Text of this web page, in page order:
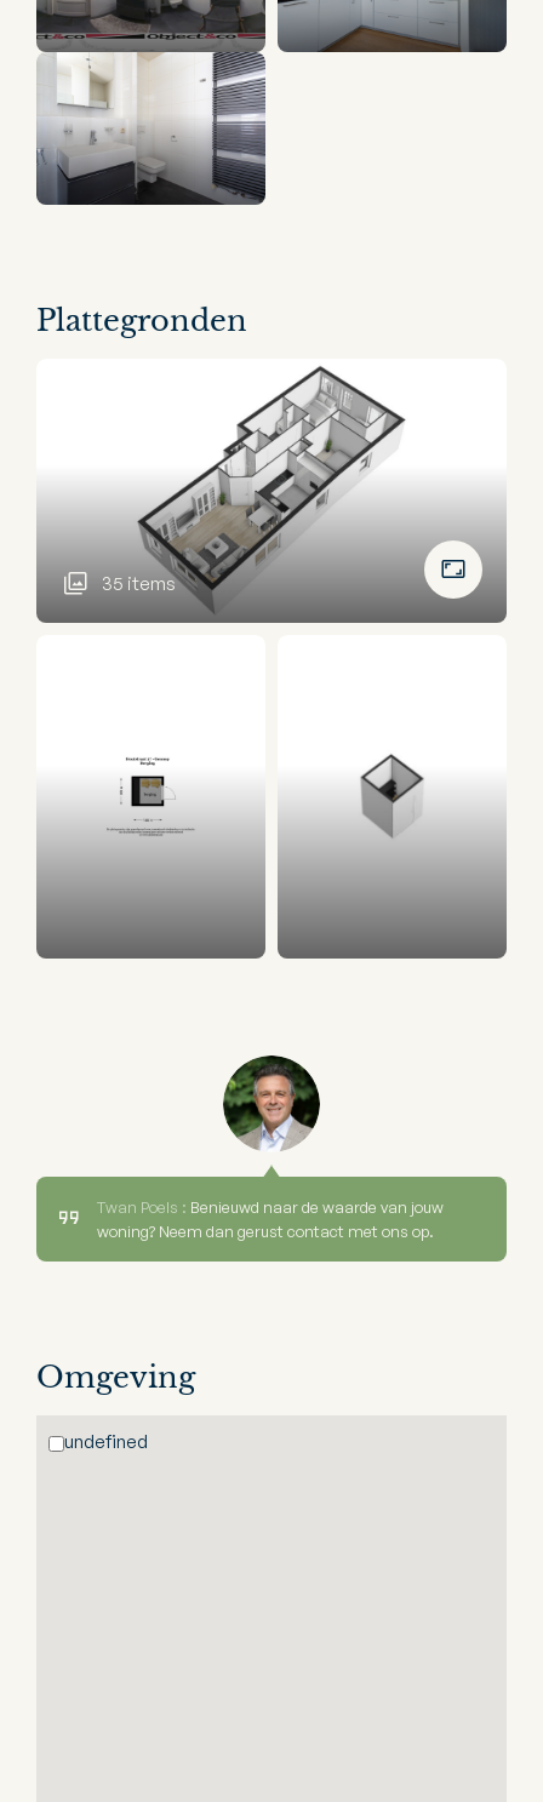
8 panorama's
Plattegronden
35 items
Twan Poels : Benieuwd naar de waarde van jouw
woning? Neem dan gerust contact met ons op.
Omgeving
undefined